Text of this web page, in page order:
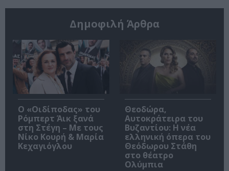
Δημοφιλή Άρθρα
O «Οιδίποδας» του
Ρόμπερτ Άικ ξανά
στη Στέγη – Με τους
Νίκο Κουρή & Μαρία
Κεχαγιόγλου
Θεοδώρα,
Αυτοκράτειρα του
Βυζαντίου: Η νέα
ελληνική όπερα του
Θεόδωρου Στάθη
στο θέατρο
Ολύμπια